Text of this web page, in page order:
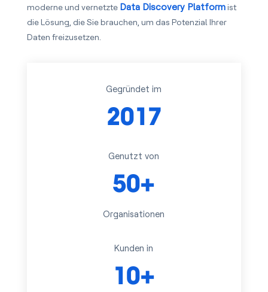
moderne und vernetzte Data Discovery Platformist
die Lösung, die Sie brauchen, um das Potenzial Ihrer
Daten freizusetzen.
Gegründet im
2017
Genutzt von
50+
Organisationen
Kunden in
10+